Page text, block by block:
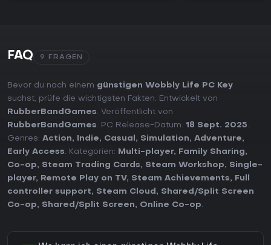
FAQ 9 FRAGEN
Bevor du nach einem günstigen Wobbly Life PC Key
suchst, prüfe die wichtigsten Fakten. Entwickelt von
RubberBandGames. Veröffentlicht von
RubberBandGames. PC Release-Datum: 18 Sept. 2025.
Genres: Action, Indie, Casual , Simulation, Adventure,
Early Access. Kategorien: Multi-player, Family Sharing,
Co-op, Steam Trading Cards, Steam Workshop, Single-
player, Remote Play on TV, Steam Achievements,
Full
controller support, Steam Cloud , Shared/Split Screen
Co-op, Shared/Split Screen, Online Co-op.